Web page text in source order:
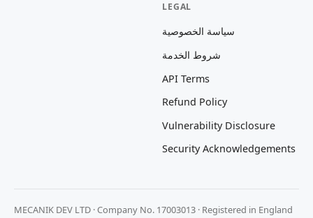
LEGAL
سياسة الخصوصية
شروط الخدمة
API Terms
Refund Policy
Vulnerability Disclosure
Security Acknowledgements
MECANIK DEV LTD · Company No. 17003013 · Registered in England